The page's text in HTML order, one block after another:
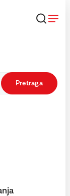
Pretraga